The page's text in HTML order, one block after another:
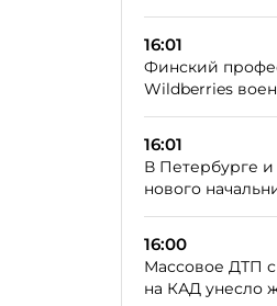
16:01
Финский
Wildberries
16:01
В Петербурге
нового
16:00
Массовое ДТП
на КАД унесло